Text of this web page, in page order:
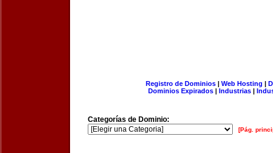
Registro de Dominios| Web Hosting |
Dominios Expirados | Industrias |
Categorías de Dominio:
[Pág.